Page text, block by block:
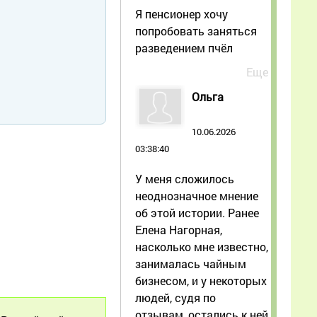
Я пенсионер хочу
попробовать заняться
разведением пчёл
Еще
Ольга
10.06.2026
03:38:40
У меня сложилось
неоднозначное мнение
об этой истории. Ранее
Елена Нагорная,
насколько мне известно,
занималась чайным
бизнесом, и у некоторых
людей, судя по